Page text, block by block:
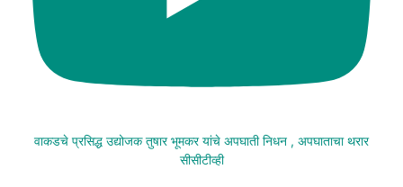
वाकडचे प्रसिद्ध उद्योजक तुषार भूमकर यांचे अपघाती निधन , अपघाताचा थरार
सीसीटीव्ही